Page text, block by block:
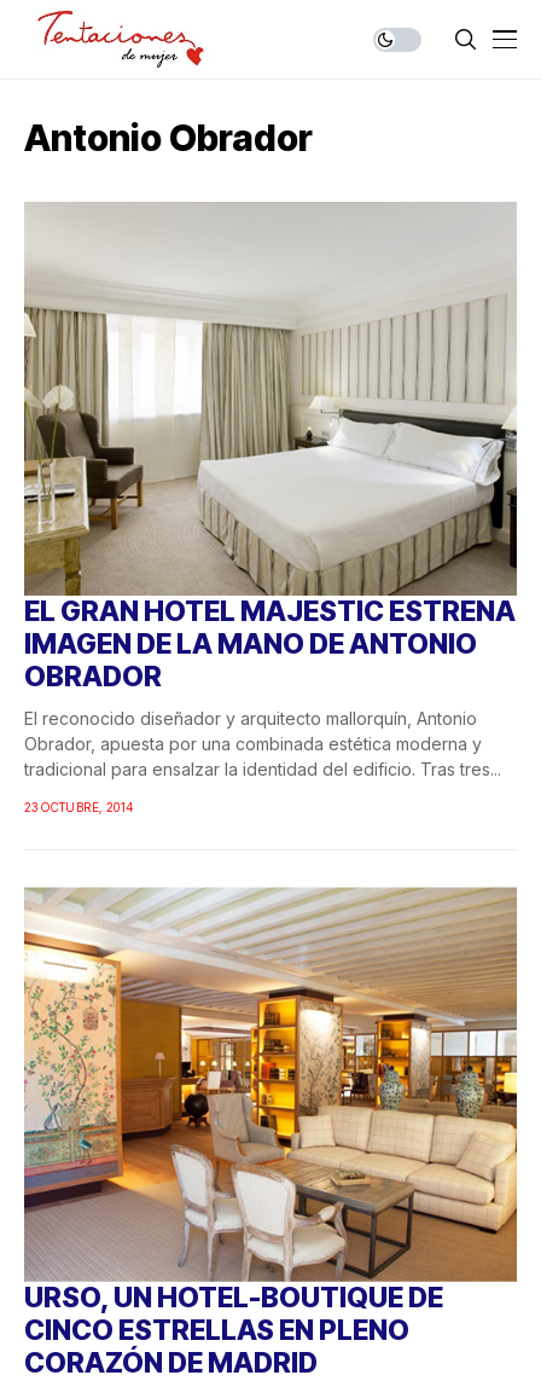
Antonio Obrador
EL GRAN HOTEL MAJESTIC ESTRENA
IMAGEN DE LA MANO DE ANTONIO
OBRADOR
El reconocido diseñador y arquitecto mallorquín, Antonio
Obrador, apuesta por una combinada estética moderna y
tradicional para ensalzar la identidad del edificio. Tras tres...
23 OCTUBRE, 2014
URSO, UN HOTEL-BOUTIQUE DE
CINCO ESTRELLAS EN PLENO
CORAZÓN DE MADRID